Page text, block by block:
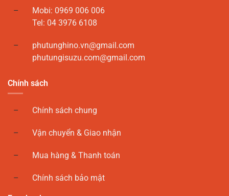
Mobi: 0969 006 006
Tel: 04 3976 6108
phutunghino.vn@gmail.com
phutungisuzu.com@gmail.com
Chính sách
Chính sách chung
Vận chuyển & Giao nhận
Mua hàng & Thanh toán
Chính sách bảo mật